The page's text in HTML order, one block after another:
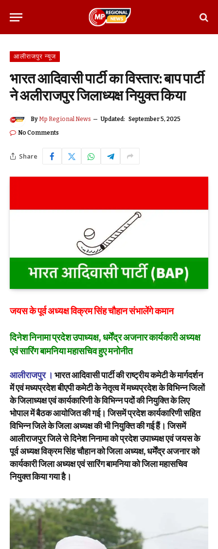
आलीराजपुर न्यूज
भारत आदिवासी पार्टी का विस्तार: बाप पार्टी
ने अलीराजपुर जिलाध्यक्ष नियुक्त किया
ByMp Regional News Updated: September 5, 2025
No Comments
Share
जयस के पूर्व अध्यक्ष विक्रम सिंह चौहान संभालेंगे कमान
दिनेश निनामा प्रदेश उपाध्यक्ष, धर्मेंद्र अजनार कार्यकारी अध्यक्ष
एवं सारिंग बामनिया महासचिव हुए मनोनीत
आलीराजपुर । भारत आदिवासी पार्टी की राष्ट्रीय कमेटी के मार्गदर्शन
में एवं मध्यप्रदेश बीएपी कमेटी के नेतृत्व में मध्यप्रदेश के विभिन्न जिलों
के जिलाध्यक्ष एवं कार्यकारिणी के विभिन्न पदों की नियुक्ति के लिए
भोपाल में बैठक आयोजित की गई। जिसमें प्रदेश कार्यकारिणी सहित
विभिन्न जिले के जिला अध्यक्ष की भी नियुक्ति की गई हैं। जिसमें
आलीराजपुर जिले से दिनेश निनामा को प्रदेश उपाध्यक्ष एवं जयस के
पूर्व अध्यक्ष विक्रम सिंह चौहान को जिला अध्यक्ष, धर्मेंद्र अजनार को
कार्यकारी जिला अध्यक्ष एवं सारिंग बामनिया को जिला महासचिव
नियुक्त किया गया है।